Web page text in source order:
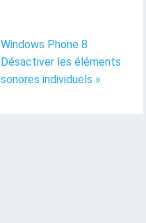
Windows Phone 8
Désactiver les éléments
sonores individuels »